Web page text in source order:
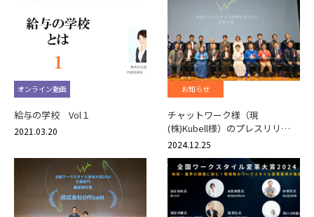
オンライン動画
給与の学校 Vol１
2021.03.20
お知らせ
チャットワーク様（現
(株)Kubell様）のプレスリリ…
2024.12.25